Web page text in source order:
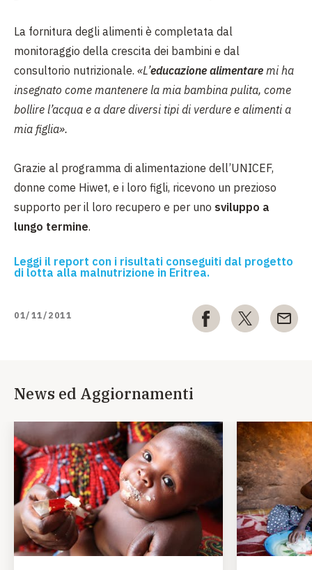
La fornitura degli alimenti è completata dal
monitoraggio della crescita dei bambini e dal
consultorio nutrizionale. «L’educazione alimentare mi ha
insegnato come mantenere la mia bambina pulita, come
bollire l’acqua e a dare diversi tipi di verdure e alimenti a
mia figlia».
Grazie al programma di alimentazione dell’UNICEF,
donne come Hiwet, e i loro figli, ricevono un prezioso
supporto per il loro recupero e per uno sviluppo a
lungo termine.
Leggi il report con i risultati conseguiti dal progetto
di lotta alla malnutrizione in Eritrea.
01/11/2011
News ed Aggiornamenti